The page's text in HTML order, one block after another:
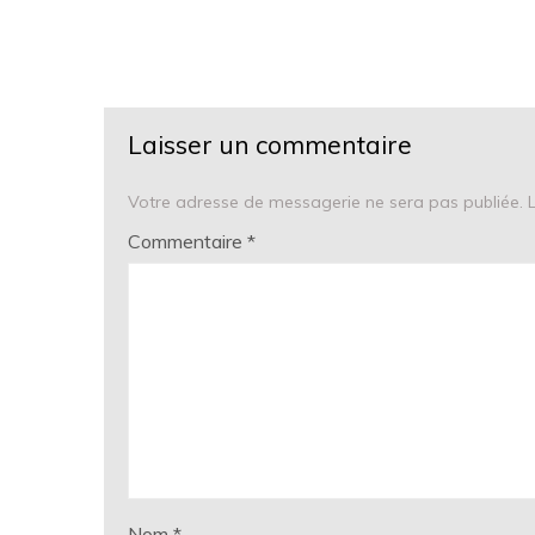
Laisser un commentaire
Votre adresse de messagerie ne sera pas publiée.
Commentaire *